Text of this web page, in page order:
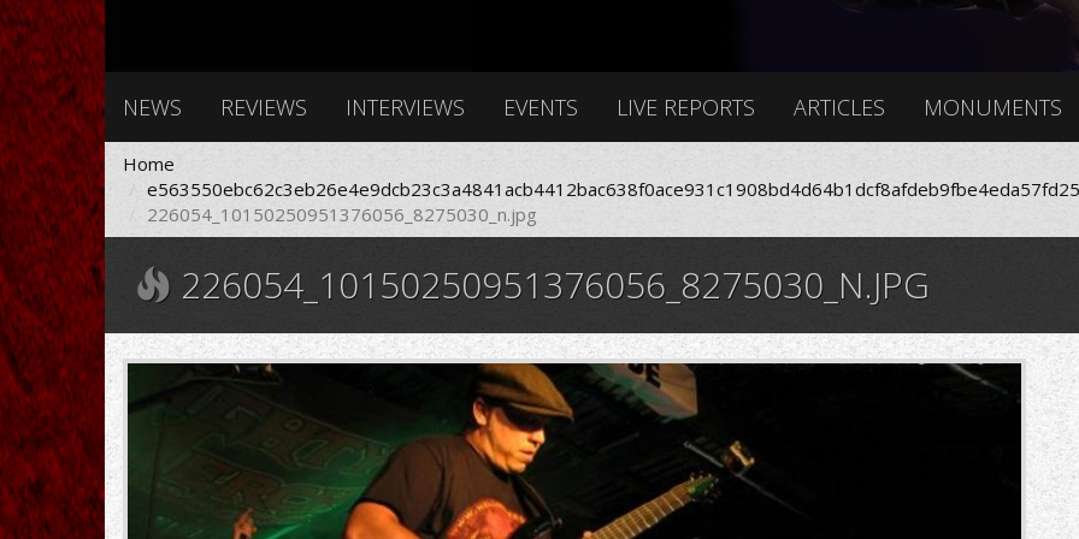
NEWS REVIEWS INTERVIEWS EVENTS LIVE REPORTS ARTICLES MONUMENTS
Home
226054_10150250951376056_8275030_n.jpg
226054_10150250951376056_8275030_N.JPG